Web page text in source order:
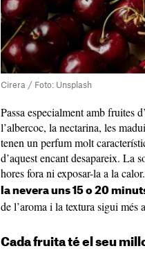
Cirera / Foto: Unsplash
Passa especialment amb fruites
l’albercoc, la nectarina, les
tenen un perfum molt
d’aquest encant desapareix. La
hores fora ni exposar-la a la calor.
la nevera uns 15 o 20
de l’aroma i la textura sigui més
Cada fruita té el seu